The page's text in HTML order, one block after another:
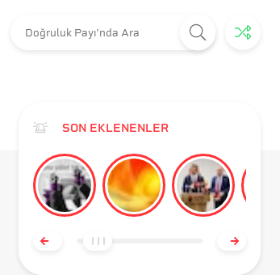
SON EKLENENLER